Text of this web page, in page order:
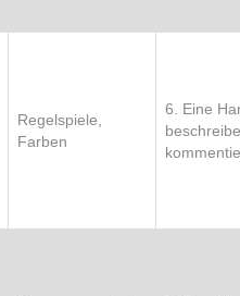
Regelspiele,
Farben
6. Eine